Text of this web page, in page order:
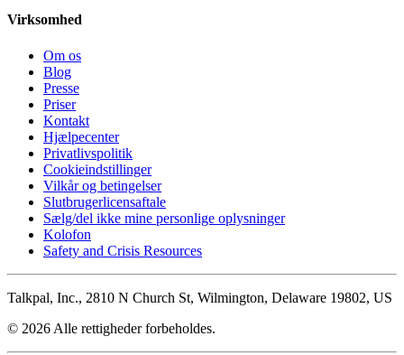
Virksomhed
Om os
Blog
Presse
Priser
Kontakt
Hjælpecenter
Privatlivspolitik
Cookieindstillinger
Vilkår og betingelser
Slutbrugerlicensaftale
Sælg/del ikke mine personlige oplysninger
Kolofon
Safety and Crisis Resources
Talkpal, Inc., 2810 N Church St, Wilmington, Delaware 19802, US
© 2026 Alle rettigheder forbeholdes.